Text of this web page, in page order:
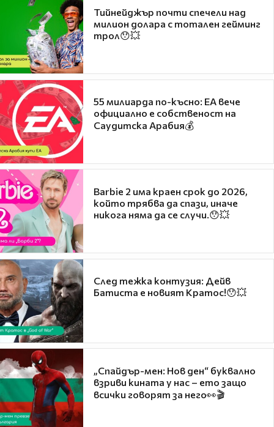
Тийнейджър почти спечели над
милион долара с тотален гейминг
трол😯💥
55 милиарда по-късно: EA вече
официално е собственост на
Саудитска Арабия💰
Barbie 2 има краен срок до 2026,
който трябва да спази, иначе
никога няма да се случи.😯💥
След тежка контузия: Дейв
Батиста е новият Кратос!😯💥
„Спайдър-мен: Нов ден“ буквално
взриви кината у нас – ето защо
всички говорят за него👀🎬